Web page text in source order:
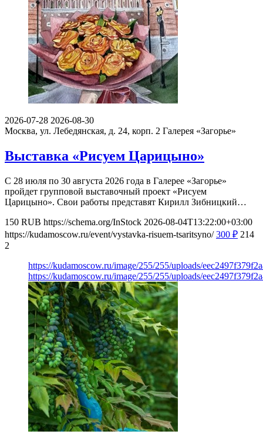
2026-07-28 2026-08-30
Москва, ул. Лебедянская, д. 24, корп. 2 Галерея «Загорье»
Выставка «Рисуем Царицыно»
С 28 июля по 30 августа 2026 года в Галерее «Загорье»
пройдет групповой выставочный проект «Рисуем
Царицыно». Свои работы представят Кирилл Зибницкий…
150 RUB https://schema.org/InStock 2026-08-04T13:22:00+03:00
https://kudamoscow.ru/event/vystavka-risuem-tsaritsyno/ 300 ₽ 214
2
https://kudamoscow.ru/image/255/255/uploads/
https://kudamoscow.ru/image/255/255/uploads/